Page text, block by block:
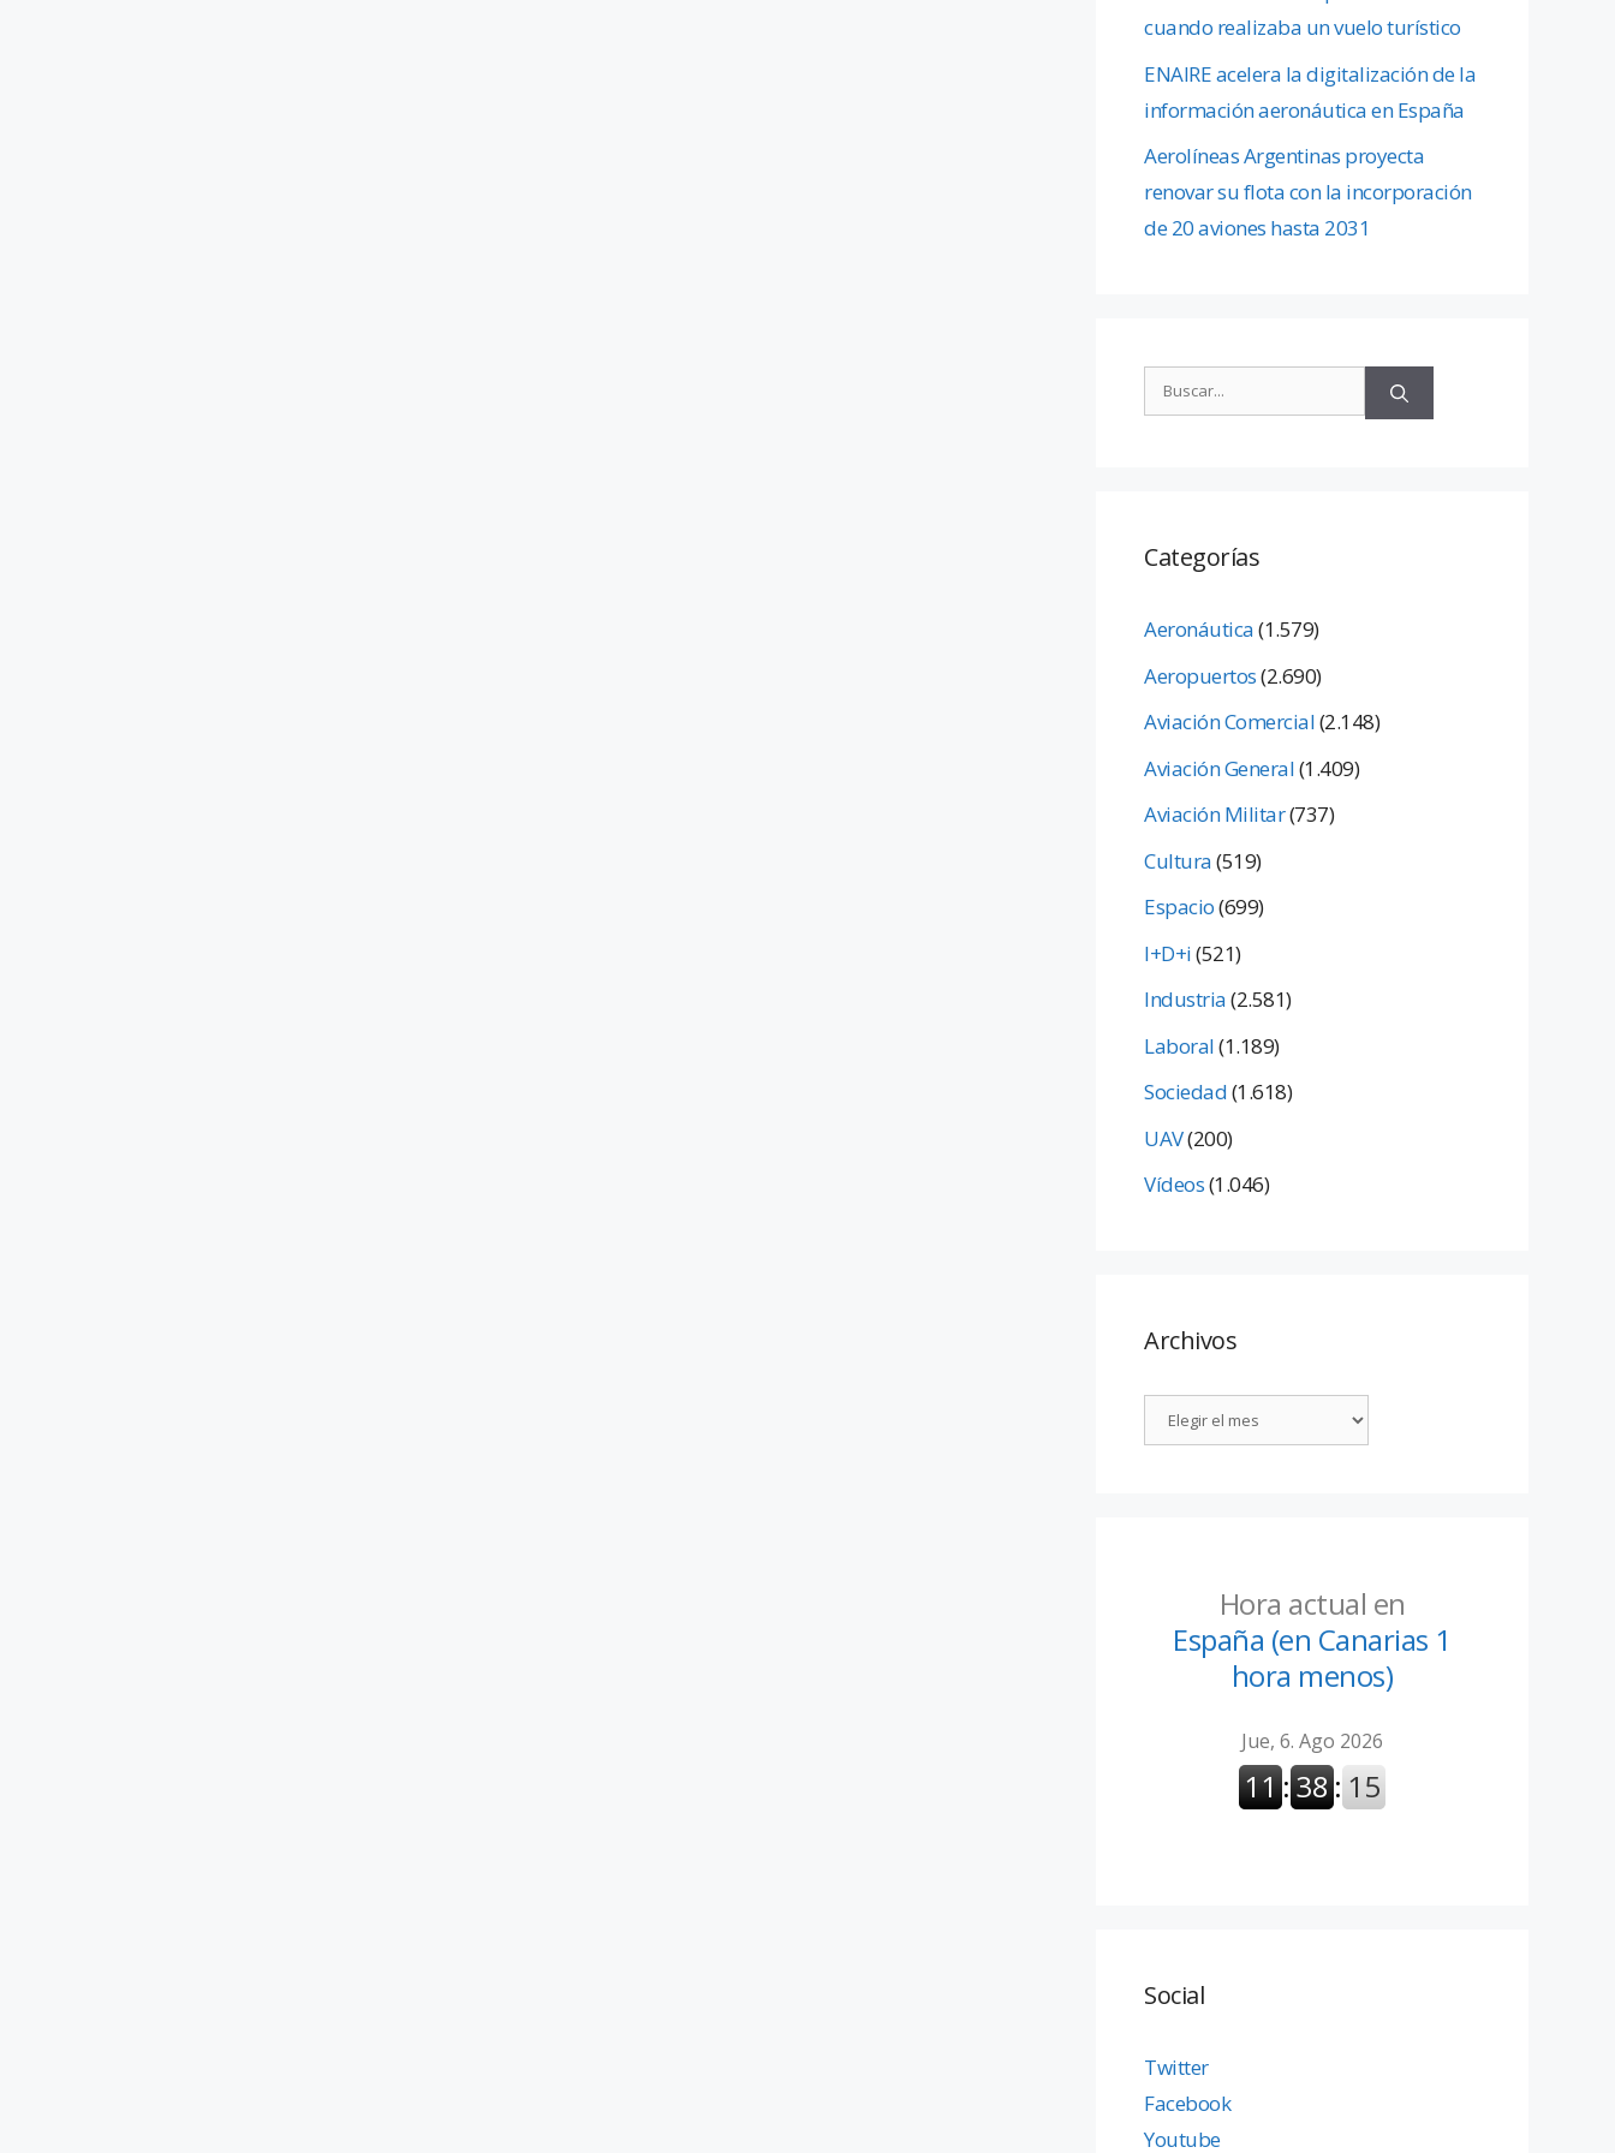
cuando realizaba un vuelo turístico
ENAIRE acelera la digitalización de la
información aeronáutica en España
Aerolíneas Argentinas proyecta
renovar su flota con la incorporación
de 20 aviones hasta 2031
Categorías
Aeronáutica(1.579)
Aeropuertos(2.690)
Aviación Comercial(2.148)
Aviación General(1.409)
Aviación Militar(737)
Cultura(519)
Espacio(699)
I+D+i(521)
Industria(2.581)
Laboral(1.189)
Sociedad(1.618)
UAV(200)
Vídeos(1.046)
Archivos
Hora actual en
España (en Canarias 1
hora menos)
Social
Twitter
Facebook
Youtube